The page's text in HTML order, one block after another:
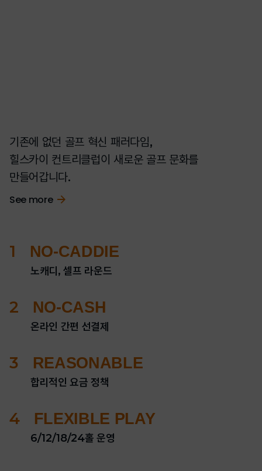
기존에 없던 골프 혁신 패러다임,
힐스카이 컨트리클럽이 새로운 골프 문화를
만들어갑니다.
See more
1 NO-CADDIE
노캐디, 셀프 라운드
2 NO-CASH
온라인 간편 선결제
3 REASONABLE
합리적인 요금 정책
4 FLEXIBLE PLAY
6/12/18/24홀 운영